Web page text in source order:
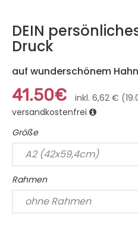
DEIN
Druck
auf wunderschönem
41.50€ inkl. 6,62 €
versandkostenfrei
Größe
Rahmen